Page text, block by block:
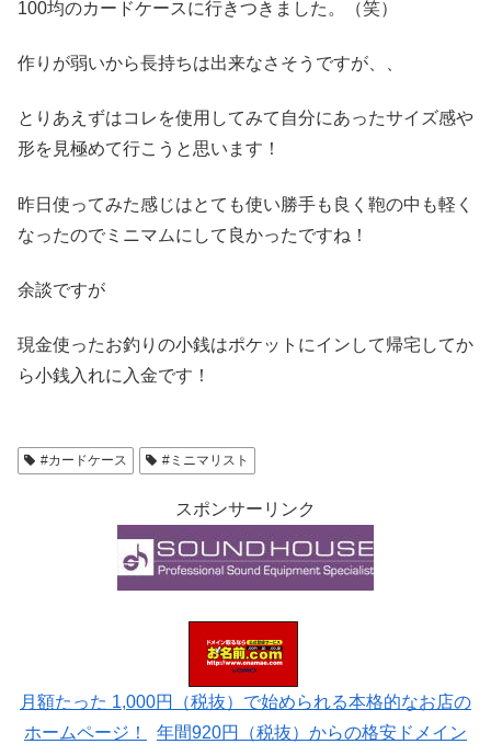
100均のカードケースに行きつきました。（笑）
作りが弱いから長持ちは出来なさそうですが、、
とりあえずはコレを使用してみて自分にあったサイズ感や
形を見極めて行こうと思います！
昨日使ってみた感じはとても使い勝手も良く鞄の中も軽く
なったのでミニマムにして良かったですね！
余談ですが
現金使ったお釣りの小銭はポケットにインして帰宅してか
ら小銭入れに入金です！
#カードケース #ミニマリスト
スポンサーリンク
月額たった 1,000円（税抜）で始められる本格的なお店の
ホームページ！
年間920円（税抜）からの格安ドメイン